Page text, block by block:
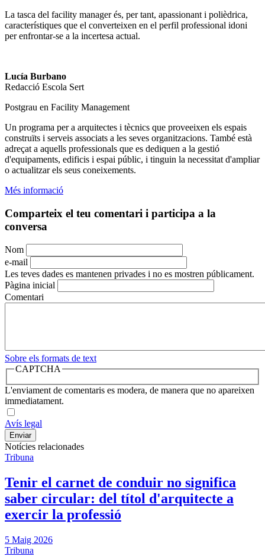
La tasca del facility manager és, per tant, apassionant i polièdrica,
característiques que el converteixen en el perfil professional idoni
per enfrontar-se a la incertesa actual.
Lucía Burbano
Redacció Escola Sert
Postgrau en Facility Management
Un programa per a arquitectes i tècnics que proveeixen els espais
construïts i serveis associats a les seves organitzacions. També està
adreçat a aquells professionals que es dediquen a la gestió
d'equipaments, edificis i espai públic, i tinguin la necessitat d'ampliar
o actualitzar els seus coneixements.
Més informació
Comparteix el teu comentari i participa a la
conversa
Nom
e-mail
Les teves dades es mantenen privades i no es mostren públicament.
Pàgina inicial
Comentari
Sobre els formats de text
CAPTCHA
L'enviament de comentaris es modera, de manera que no apareixen
immediatament.
Avís legal
Notícies relacionades
Tribuna
Tenir el carnet de conduir no significa
saber circular: del títol d'arquitecte a
exercir la professió
5 Maig 2026
Tribuna